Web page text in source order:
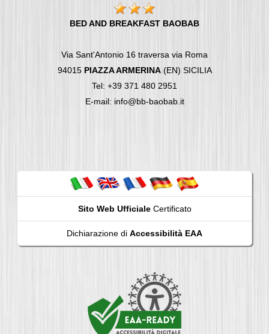
BED AND BREAKFAST BAOBAB
Via Sant'Antonio 16 traversa via Roma
94015 PIAZZA ARMERINA(EN) SICILIA
Tel: +39 371 480 2951
E-mail: info@bb-baobab.it
Sito Web UfficialeCertificato
Dichiarazione di Accessibilità EAA